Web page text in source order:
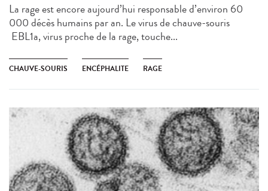
La rage est encore aujourd’hui responsable d’environ 60
000 décès humains par an. Le virus de chauve-souris
EBL1a, virus proche de la rage, touche...
CHAUVE-SOURIS ENCÉPHALITE RAGE